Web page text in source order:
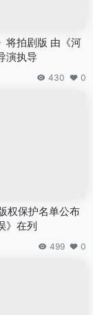
将拍剧版 由《河
演执导
430 0
权保护名单公布
》在列
499 0